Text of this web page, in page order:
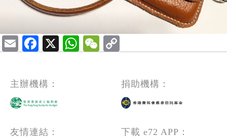
EmailFacebook
X WhatsApp
WeChat
主辦機構： 捐助機構：
友情連結： 下載 e72 APP：